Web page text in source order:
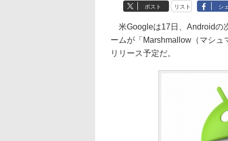
ポスト リスト シ
米Googleは17日、Androidの
ームが「Marshmallow（マシ
リリース予定だ。